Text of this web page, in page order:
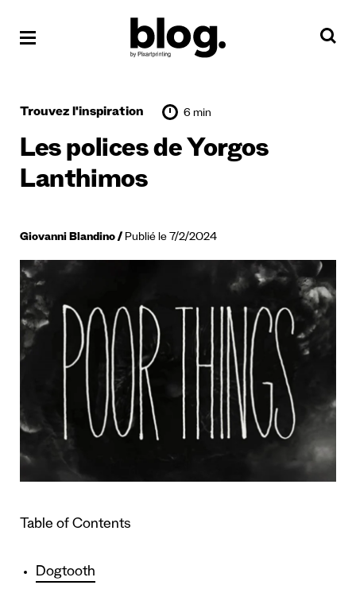
Trouvez l'inspiration 6 min
Les polices de Yorgos
Lanthimos
Giovanni Blandino Publié le 7/2/2024
Table of Contents
Dogtooth